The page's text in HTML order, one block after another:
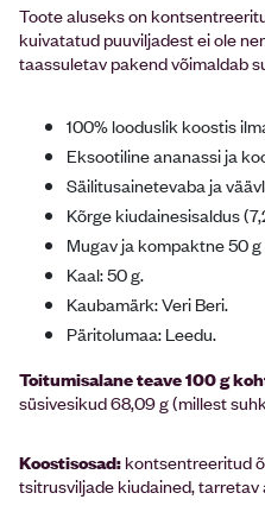
Toote aluseks on
kuivatatud puuviljadest ei ole
taassuletav pakend võimaldab
100% looduslik koostis
Eksootiline ananassi ja
Säilitusainetevaba ja
Kõrge kiudainesisaldus
Mugav ja kompaktne 50
Kaal: 50 g.
Kaubamärk: Veri Beri.
Päritolumaa: Leedu.
Toitumisalane teave 100 g
süsivesikud 68,09 g (millest
Koostisosad:kontsentreeritud
tsitrusviljade kiudained,